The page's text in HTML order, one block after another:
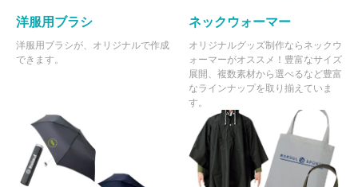
洋服用ブラシ
洋服用ブラシが、オリジナルで作成
できます。
ネックウォーマー
オリジナルグッズ制作ならネックウ
ォーマーがオススメ！豊富なサイズ
展開、複数素材から選べるなど豊富
なラインナップを取り揃えていま
す。